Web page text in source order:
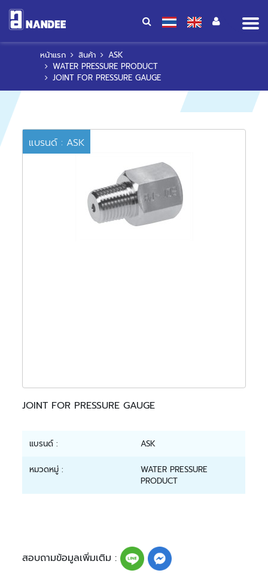
หน้าแรก สินค้า
ASK
WATER PRESSURE PRODUCT
JOINT FOR PRESSURE GAUGE
แบรนด์ : ASK
JOINT FOR PRESSURE GAUGE
แบรนด์ : ASK
หมวดหมู่ :
WATER PRESSURE
PRODUCT
สอบถามข้อมูลเพิ่มเติม :